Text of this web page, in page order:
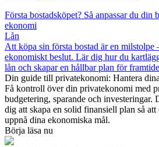
Första bostadsköpet? Så anpassar du din
ekonomi
Lån
Att köpa sin första bostad är en milstolpe
ekonomiskt beslut. Lär dig hur du
lån och skapar en hållbar plan för
Din guide till privatekonomi: Hantera
Få kontroll över din privatekonomi med
budgetering, sparande och investeringar.
dig att skapa en solid finansiell plan så
uppnå dina ekonomiska mål.
Börja läsa nu